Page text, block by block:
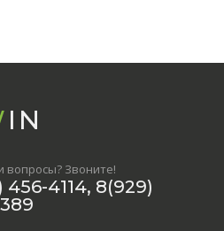
IN
вопросы? Звоните!
456-4114, 8(929)